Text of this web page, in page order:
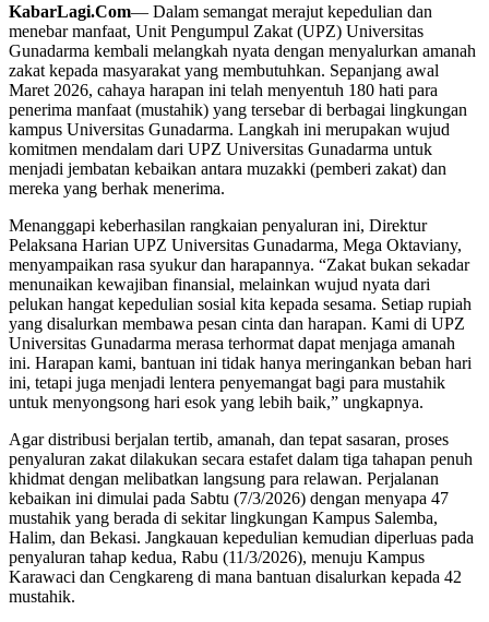
KabarLagi.Com— Dalam semangat merajut kepedulian dan
menebar manfaat, Unit Pengumpul Zakat (UPZ) Universitas
Gunadarma kembali melangkah nyata dengan menyalurkan amanah
zakat kepada masyarakat yang membutuhkan. Sepanjang awal
Maret 2026, cahaya harapan ini telah menyentuh 180 hati para
penerima manfaat (mustahik) yang tersebar di berbagai lingkungan
kampus Universitas Gunadarma. Langkah ini merupakan wujud
komitmen mendalam dari UPZ Universitas Gunadarma untuk
menjadi jembatan kebaikan antara muzakki (pemberi zakat) dan
mereka yang berhak menerima.
​Menanggapi keberhasilan rangkaian penyaluran ini, Direktur
Pelaksana Harian UPZ Universitas Gunadarma, Mega Oktaviany,
menyampaikan rasa syukur dan harapannya. “Zakat bukan sekadar
menunaikan kewajiban finansial, melainkan wujud nyata dari
pelukan hangat kepedulian sosial kita kepada sesama. Setiap rupiah
yang disalurkan membawa pesan cinta dan harapan. Kami di UPZ
Universitas Gunadarma merasa terhormat dapat menjaga amanah
ini. Harapan kami, bantuan ini tidak hanya meringankan beban hari
ini, tetapi juga menjadi lentera penyemangat bagi para mustahik
untuk menyongsong hari esok yang lebih baik,” ungkapnya.
​Agar distribusi berjalan tertib, amanah, dan tepat sasaran, proses
penyaluran zakat dilakukan secara estafet dalam tiga tahapan penuh
khidmat dengan melibatkan langsung para relawan. Perjalanan
kebaikan ini dimulai pada Sabtu (7/3/2026) dengan menyapa 47
mustahik yang berada di sekitar lingkungan Kampus Salemba,
Halim, dan Bekasi. Jangkauan kepedulian kemudian diperluas pada
penyaluran tahap kedua, Rabu (11/3/2026), menuju Kampus
Karawaci dan Cengkareng di mana bantuan disalurkan kepada 42
mustahik.